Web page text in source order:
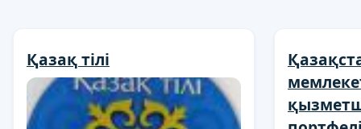
Қазақ тілі